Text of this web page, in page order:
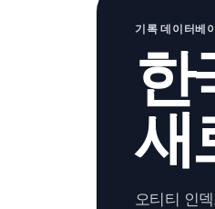
기록 데이터베
한
새
오티티 인